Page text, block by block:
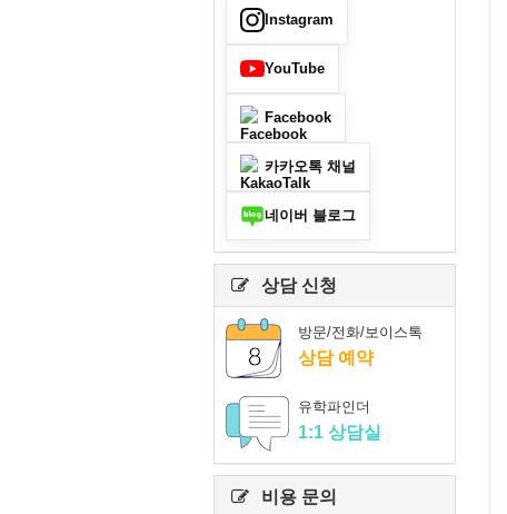
Instagram
YouTube
Facebook
카카오톡 채널
네이버 블로그
상담 신청
방문/전화/보이스톡
상담 예약
유학파인더
1:1 상담실
비용 문의